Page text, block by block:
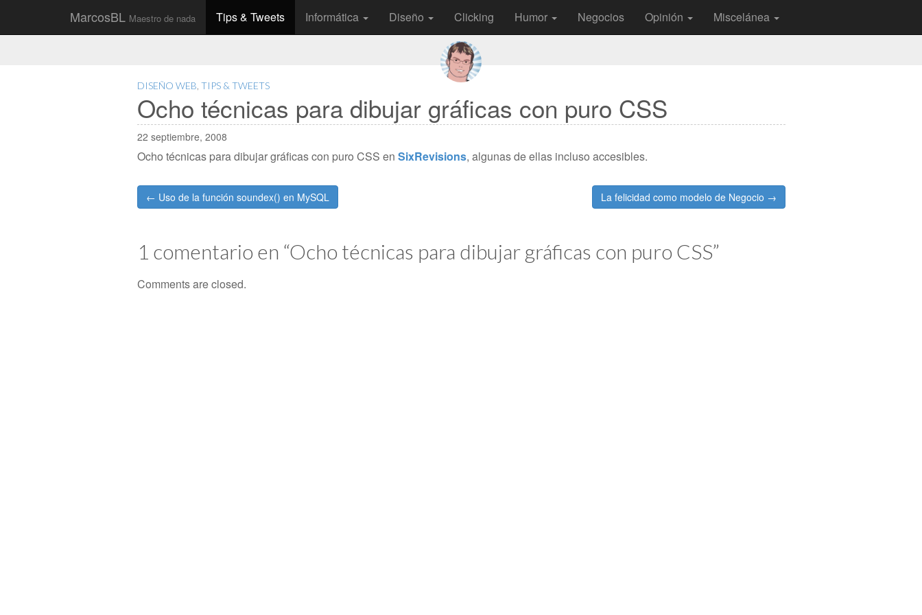
MarcosBL Maestro de nada
Main
menu
content
Tips & Tweets Informática Diseño Clicking Humor Negocios Opinión Miscelánea
DISEÑO WEB TIPS & TWEETS
Ocho técnicas para dibujar gráficas con puro CSS
22 septiembre, 2008
Ocho técnicas para dibujar gráficas con puro CSS en SixRevisions, algunas de ellas incluso accesibles.
Post
navigation
← Uso de la función soundex() en MySQL La felicidad como modelo de Negocio →
1 comentario en “Ocho técnicas para dibujar gráficas con puro CSS”
Comments are closed.